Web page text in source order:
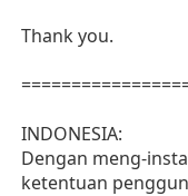
Thank you.
INDONESIA:
Dengan meng-
ketentuan